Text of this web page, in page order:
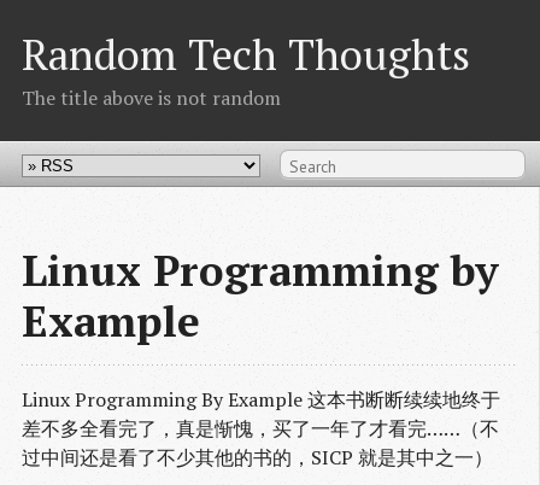
Random Tech Thoughts
The title above is not random
Linux Programming by
Example
Linux Programming By Example 这本书断断续续地终于
差不多全看完了，真是惭愧，买了一年了才看完……（不
过中间还是看了不少其他的书的，SICP 就是其中之一）